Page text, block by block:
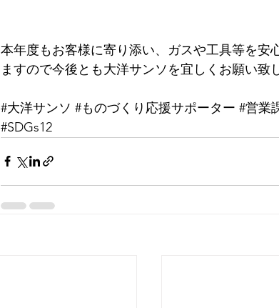
本年度もお客様に寄り添い、ガスや工具等を
ますので今後とも大洋サンソを宜しくお願い致
#大洋サンソ #ものづくり応援サポーター #営業
#SDGs12